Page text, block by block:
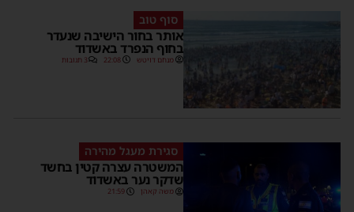
סוף טוב
אותר בחור הישיבה שנעדר
בחוף הנפרד באשדוד
מנחם דויטש 22:08 3 תגובות
סגירת מעגל מהירה
המשטרה עצרה קטין בחשד
שדקר נער באשדוד
משה קאהן 21:59